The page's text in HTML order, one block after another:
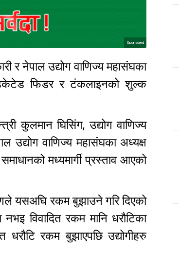
Sponsored
र नेपाल उद्योग वाणिज्य महासंघका
फिडर र टंकलाइनको शुल्क
कुलमान घिसिंग, उद्योग वाणिज्य
उद्योग वाणिज्य महासंघका अध्यक्ष
मध्यमार्गी प्रस्ताव आएको
यसअघि रकम बुझाउने गरि दिएको
विवादित रकम मानि धरौटिका
रकम बुझाएपछि उद्योगीहरु